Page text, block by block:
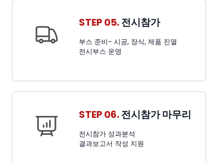
STEP 05.전시참가
부스 준비- 시공, 장식, 제품 진열
전시부스 운영
STEP 06.전시참가 마무리
전시참가 성과분석
결과보고서 작성 지원